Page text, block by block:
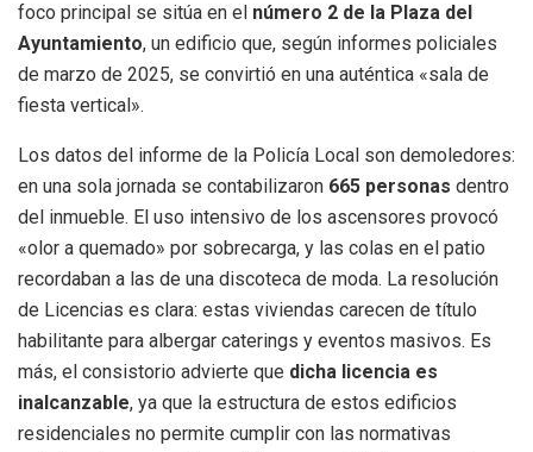
foco principal se sitúa en el número 2 de la Plaza del
Ayuntamiento, un edificio que, según informes policiales
de marzo de 2025, se convirtió en una auténtica «sala de
fiesta vertical».
Los datos del informe de la Policía Local son demoledores:
en una sola jornada se contabilizaron 665 personas dentro
del inmueble. El uso intensivo de los ascensores provocó
«olor a quemado» por sobrecarga, y las colas en el patio
recordaban a las de una discoteca de moda. La resolución
de Licencias es clara: estas viviendas carecen de título
habilitante para albergar caterings y eventos masivos. Es
más, el consistorio advierte que dicha licencia es
inalcanzable, ya que la estructura de estos edificios
residenciales no permite cumplir con las normativas